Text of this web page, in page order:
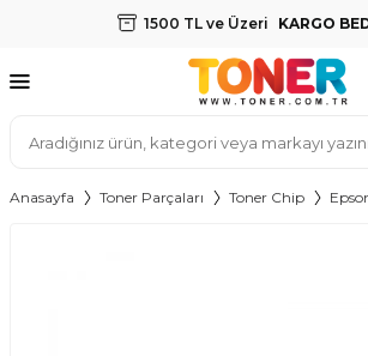
1500 TL ve Üzeri KARGO
Anasayfa Toner Parçaları Toner Chip